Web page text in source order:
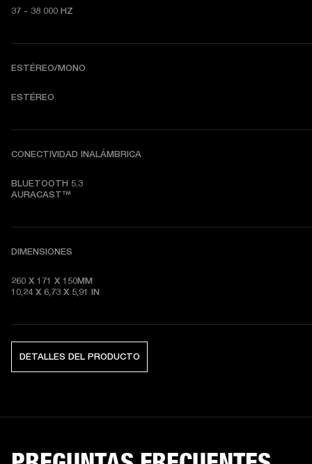
37 - 38 000 HZ
ESTÉREO/MONO
ESTÉREO
CONECTIVIDAD INALÁMBRICA
BLUETOOTH 5.3
AURACAST™
DIMENSIONES
260 X 171 X 150MM
10,24 X 6,73 X 5,91 IN
DETALLES DEL PRODUCTO